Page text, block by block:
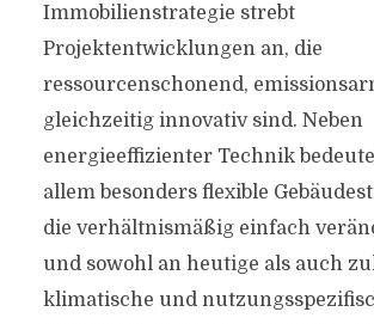
Immobilienstrategie strebt
Projektentwicklungen an, die
ressourcenschonend,
gleichzeitig innovativ sind. Neben
energieeffizienter Technik
allem besonders flexible
die verhältnismäßig einfach
und sowohl an heutige als auch
klimatische und